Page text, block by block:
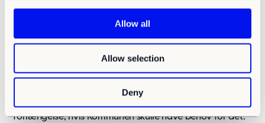
Allow all
Allow selection
Deny
skulle stå der permanent.
To specialskoler i et byggeri
Sundholmen indebærer to specialskoler i én bygning,
som skal stå klar til brug til dette års skolestart til august.
Derfra er lejeperioden på fem år, med mulighed for
forlængelse, hvis Kommunen skulle have behov for det.